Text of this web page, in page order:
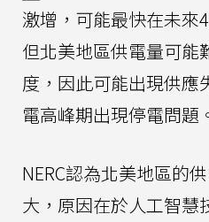
激增，可能最快在未來
但北美地區供電量可能
度，因此可能出現供應
電高峰期出現停電問題
NERC認為北美地區的
大，原因在於人工智慧